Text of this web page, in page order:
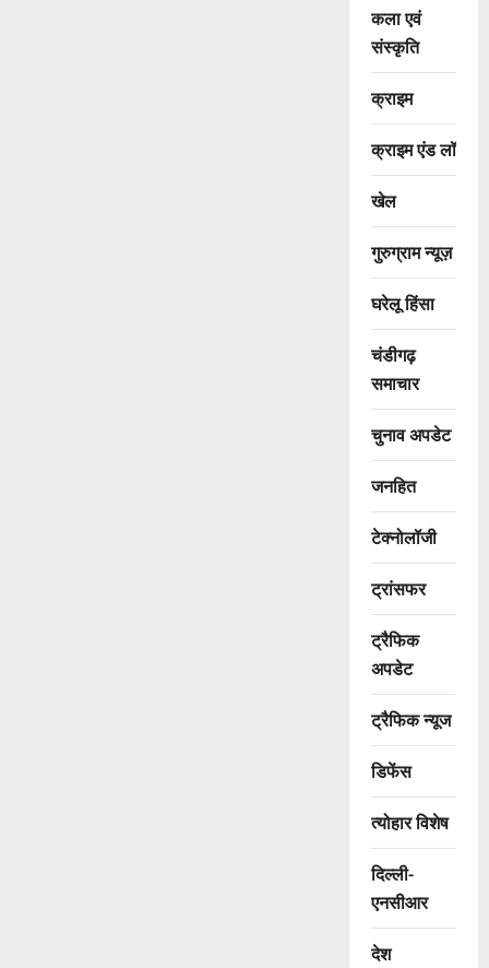
कला एवं
संस्कृति
क्राइम
क्राइम एंड लॉ
खेल
गुरुग्राम न्यूज़
घरेलू हिंसा
चंडीगढ़
समाचार
चुनाव अपडेट
जनहित
टेक्नोलॉजी
ट्रांसफर
ट्रैफिक
अपडेट
ट्रैफिक न्यूज
डिफेंस
त्योहार विशेष
दिल्ली-
एनसीआर
देश